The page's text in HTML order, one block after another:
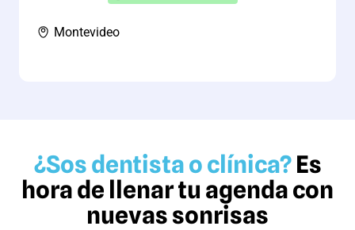
Montevideo
¿Sos dentista o clínica?Es
hora de llenar tu agenda con
nuevas sonrisas